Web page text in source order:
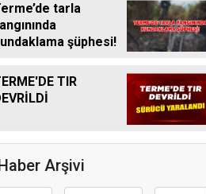
tarla
şüphesi!
TIR
Arşivi